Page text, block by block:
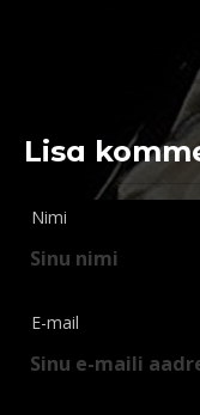
Lisa
Nimi
E-mail